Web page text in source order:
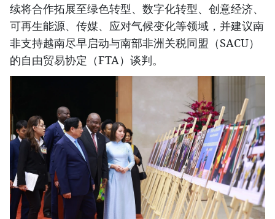
续将合作拓展至绿色转型、数字化转型、创意经济、
可再生能源、传媒、应对气候变化等领域，并建议南
非支持越南尽早启动与南部非洲关税同盟（SACU）
的自由贸易协定（FTA）谈判。